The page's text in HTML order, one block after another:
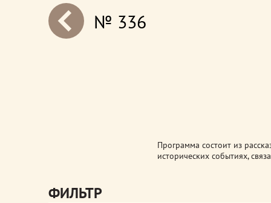
next№ 336
Программа состоит из
исторических событиях,
ФИЛЬТР